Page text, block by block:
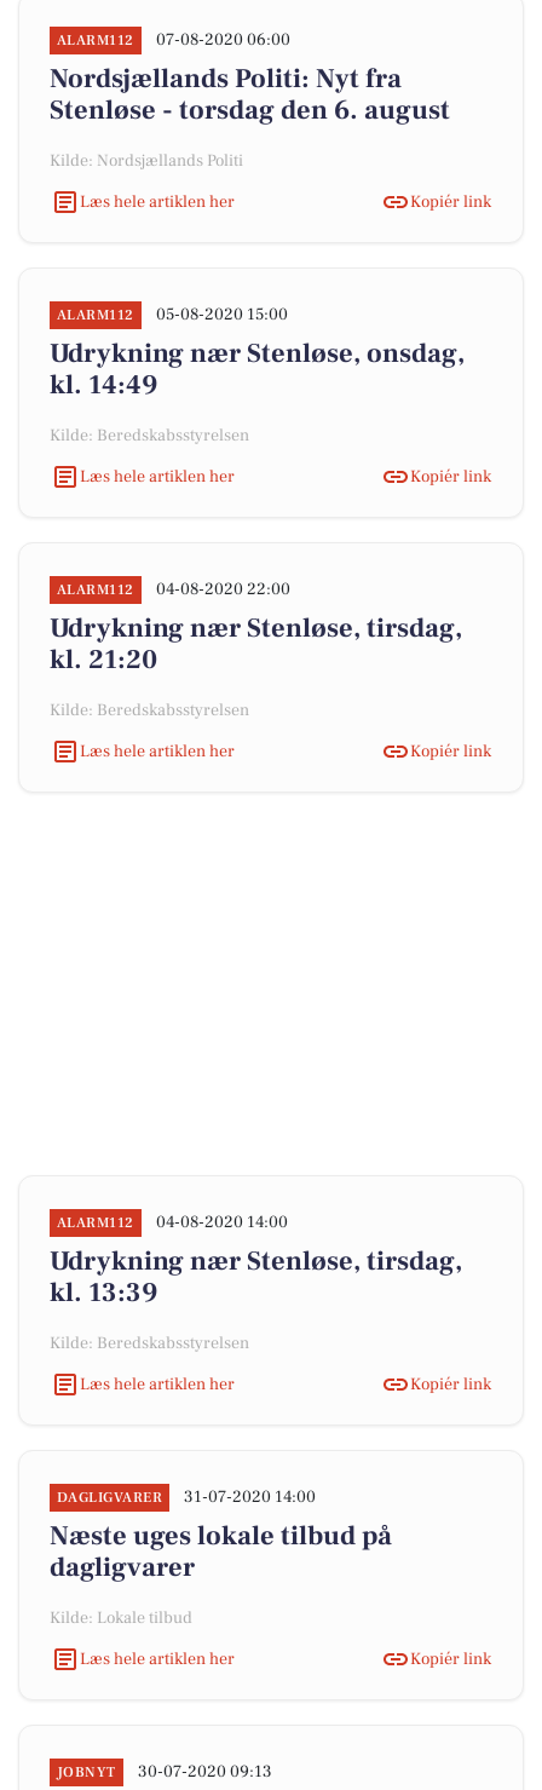
ALARM112 07-08-2020 06:00
Nordsjællands Politi: Nyt fra
Stenløse - torsdag den 6. august
Kilde: Nordsjællands Politi
Læs hele artiklen her
Kopiér link
ALARM112 05-08-2020 15:00
Udrykning nær Stenløse, onsdag,
kl. 14:49
Kilde: Beredskabsstyrelsen
Læs hele artiklen her
Kopiér link
ALARM112 04-08-2020 22:00
Udrykning nær Stenløse, tirsdag,
kl. 21:20
Kilde: Beredskabsstyrelsen
Læs hele artiklen her
Kopiér link
ALARM112 04-08-2020 14:00
Udrykning nær Stenløse, tirsdag,
kl. 13:39
Kilde: Beredskabsstyrelsen
Læs hele artiklen her
Kopiér link
DAGLIGVARER 31-07-2020 14:00
Næste uges lokale tilbud på
dagligvarer
Kilde: Lokale tilbud
Læs hele artiklen her
Kopiér link
JOBNYT 30-07-2020 09:13